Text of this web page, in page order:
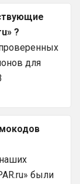
?
для
были